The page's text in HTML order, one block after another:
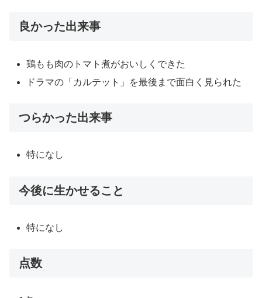
良かった出来事
鶏もも肉のトマト煮がおいしくできた
ドラマの「カルテット」を最後まで面白く見られた
つらかった出来事
特になし
今後に生かせること
特になし
点数